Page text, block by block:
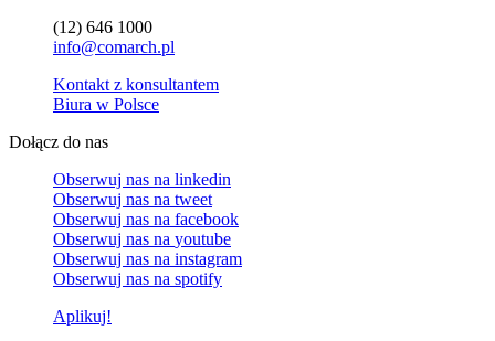
(12) 646 1000
info@comarch.pl
Kontakt z konsultantem
Biura w Polsce
Dołącz do nas
Obserwuj nas na linkedin
Obserwuj nas na tweet
Obserwuj nas na facebook
Obserwuj nas na youtube
Obserwuj nas na instagram
Obserwuj nas na spotify
Aplikuj!